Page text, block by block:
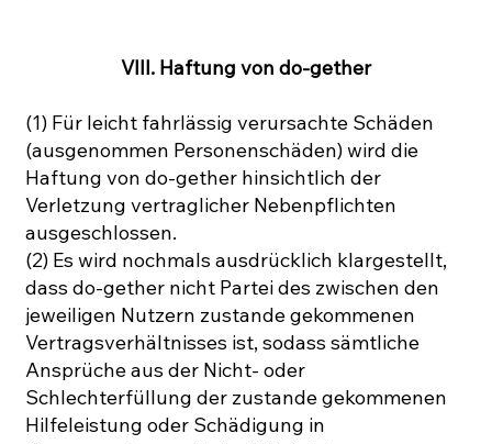
VIII. Haftung von do-gether
(1) Für leicht fahrlässig verursachte Schäden
(ausgenommen Personenschäden) wird die
Haftung von do-gether hinsichtlich der
Verletzung vertraglicher Nebenpflichten
ausgeschlossen.
(2) Es wird nochmals ausdrücklich klargestellt,
dass do-gether nicht Partei des zwischen den
jeweiligen Nutzern zustande gekommenen
Vertragsverhältnisses ist, sodass sämtliche
Ansprüche aus der Nicht- oder
Schlechterfüllung der zustande gekommenen
Hilfeleistung oder Schädigung in